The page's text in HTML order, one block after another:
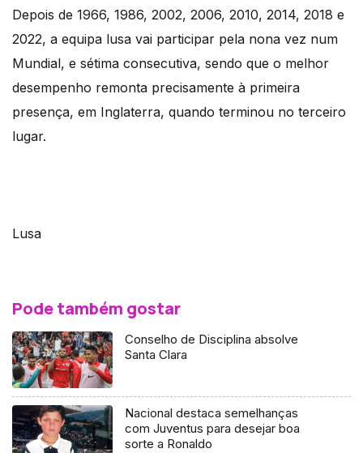
Depois de 1966, 1986, 2002, 2006, 2010, 2014, 2018 e
2022, a equipa lusa vai participar pela nona vez num
Mundial, e sétima consecutiva, sendo que o melhor
desempenho remonta precisamente à primeira
presença, em Inglaterra, quando terminou no terceiro
lugar.
Lusa
Pode também gostar
Conselho de Disciplina absolve
Santa Clara
Nacional destaca semelhanças
com Juventus para desejar boa
sorte a Ronaldo